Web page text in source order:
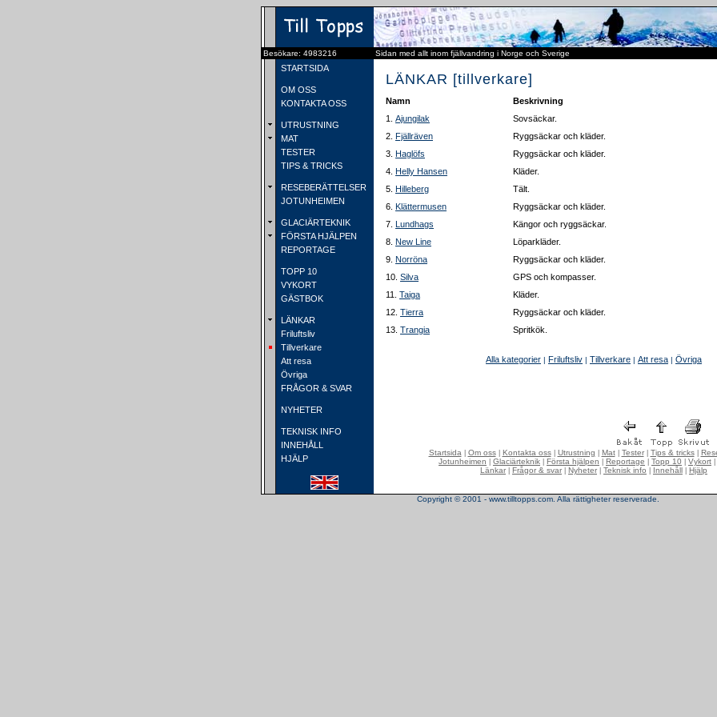
Besökare: 4983216 Sidan med allt inom fjällvandring i Norge och Sverige
STARTSIDA
OM OSS
KONTAKTA OSS
UTRUSTNING
MAT
TESTER
TIPS & TRICKS
RESEBERÄTTELSER
JOTUNHEIMEN
GLACIÄRTEKNIK
FÖRSTA HJÄLPEN
REPORTAGE
TOPP 10
VYKORT
GÄSTBOK
LÄNKAR
Friluftsliv
Tillverkare
Att resa
Övriga
FRÅGOR & SVAR
NYHETER
TEKNISK INFO
INNEHÅLL
HJÄLP
LÄNKAR [tillverkare]
Namn
Beskrivning
1. Ajungilak
Sovsäckar.
2. Fjällräven
Ryggsäckar och kläder.
3. Haglöfs
Ryggsäckar och kläder.
4. Helly Hansen
Kläder.
5. Hilleberg
Tält.
6. Klättermusen
Ryggsäckar och kläder.
7. Lundhags
Kängor och ryggsäckar.
8. New Line
Löparkläder.
9. Norröna
Ryggsäckar och kläder.
10. Silva
GPS och kompasser.
11. Taiga
Kläder.
12. Tierra
Ryggsäckar och kläder.
13. Trangia Spritkök.
Alla kategorier | Friluftsliv | Tillverkare | Att resa | Övriga
Startsida| Om oss| Kontakta oss| Utrustning Mat| Tester| Tips & tricks|
Jotunheimen
Glaciärteknik Första hjälpen Reportage Topp 10 Vykort
Länkar
Frågor & svar Nyheter Teknisk info Innehåll Hjälp
Copyright © 2001 - www.tilltopps.com. Alla rättigheter reserverade.